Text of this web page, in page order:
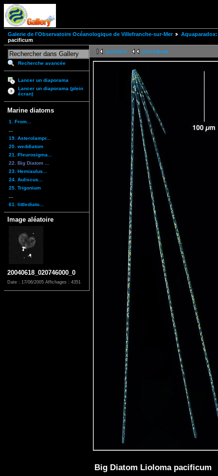
Galerie de l'Observatoire Océanologique de Villefranche-sur-Mer
pacificum
Recherche avancée
Lancer un diaporama
Lancer un diaporama (plein
écran)
Marine diatoms
1. From...
19. Asterolampr...
20. weddiatom
21. Pleurosigma...
22. Big Diatom ...
23. Hemiaulus...
24. Auliscus...
25. Trigonium
61. littlediato...
Image aléatoire
20040618_020746000_0
Date : 17/06/2005 Affichages : 4351
première précédente
Big Diatom Lioloma pacificum